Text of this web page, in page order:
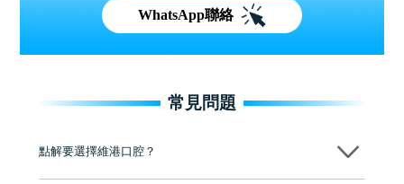
WhatsApp聯絡
常見問題
點解要選擇維港口腔？